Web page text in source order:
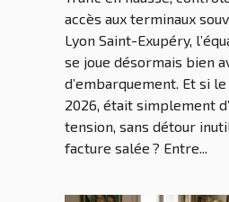
accès aux terminaux
Lyon Saint-Exupéry,
se joue désormais bien
d’embarquement. Et si
2026, était simplement
tension, sans détour
facture salée ? Entre...